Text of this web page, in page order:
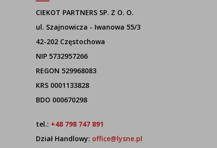
CIEKOT PARTNERS SP. Z O. O.
ul. Szajnowicza - Iwanowa 55/3
42-202 Częstochowa
NIP 5732957266
REGON 529968083
KRS 0001133828
BDO 000670298
tel.: +48 798 747 891
Dział Handlowy: office@lysne.pl